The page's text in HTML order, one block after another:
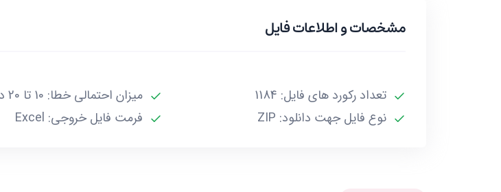
مشخصات و اطلاعات فایل
تعداد رکورد های فایل: 1184
نوع فایل جهت دانلود: ZIP
میزان احتمالی خطا: 10 تا 20 درصد
فرمت فایل خروجی: Excel